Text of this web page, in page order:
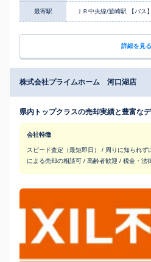
最寄駅 ＪＲ中央線/韮崎駅 【バス
詳細を見る
株式会社プライムホーム 河口湖店
県内トップクラスの売却実績と豊富な
会社特徴
スピード査定（最短即日） / 周りに知られ
による売却の相談可 / 高齢者歓迎 / 税金・法